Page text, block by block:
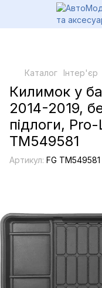
Каталог Інтер'єр
Килимок у
2014-2019,
підлоги,
TM549581
Артикул: FG TM549581